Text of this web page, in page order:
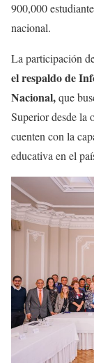
900,000
nacional.
La participación
el respaldo de
Nacional,que
Superior desde la
cuenten con la
educativa en el